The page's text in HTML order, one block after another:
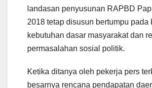
landasan penyusunan RAPBD
2018 tetap disusun bertumpu pada
kebutuhan dasar masyarakat dan
permasalahan sosial politik.
Ketika ditanya oleh pekerja pers
besarnya rencana pendapatan